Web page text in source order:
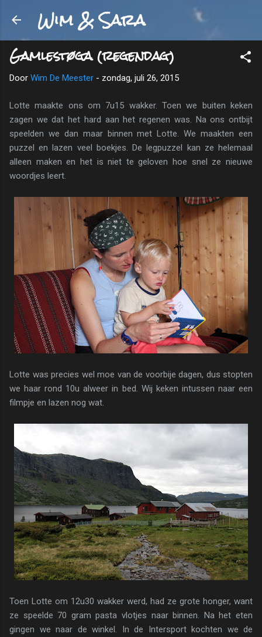
Doorgaan naar hoofdcontent
Wim & Sara
Gamlestøga (regendag)
Door Wim De Meester - zondag, juli 26, 2015
Lotte maakte ons om 7u15 wakker. Toen we buiten keken
zagen we dat het hard aan het regenen was. Na ons ontbijt
speelden we dan maar binnen met Lotte. We maakten een
puzzel en lazen veel boekjes. De legpuzzel kan ze helemaal
alleen maken en het is niet te geloven hoe snel ze nieuwe
woordjes leert.
Lotte was precies wel moe van de voorbije dagen, dus stopten
we haar rond 10u alweer in bed. Wij keken intussen naar een
filmpje en lazen nog wat.
Toen Lotte om 12u30 wakker werd, had ze grote honger, want
ze speelde 70 gram pasta vlotjes naar binnen. Na het eten
gingen we naar de winkel. In de Intersport kochten we de